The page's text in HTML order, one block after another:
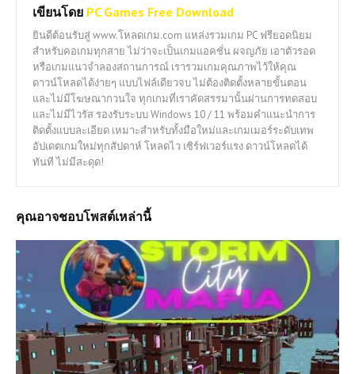
เขียนโดย PC Games Free Download
ยินดีต้อนรับสู่ www.โหลดเกม.com แหล่งรวมเกม PC ฟรียอดนิยม
สำหรับคอเกมทุกสาย ไม่ว่าจะเป็นเกมแอคชั่น ผจญภัย เอาตัวรอด
หรือเกมแนวจำลองสถานการณ์ เรารวมเกมคุณภาพไว้ให้คุณ
ดาวน์โหลดได้ง่ายๆ แบบไฟล์เดียวจบ ไม่ต้องติดตั้งหลายขั้นตอน
และไม่มีโฆษณากวนใจ ทุกเกมที่เราคัดสรรมานั้นผ่านการทดสอบ
และไม่มีไวรัส รองรับระบบ Windows 10 / 11 พร้อมคำแนะนำการ
ติดตั้งแบบละเอียด เหมาะสำหรับทั้งมือใหม่และเกมเมอร์ระดับเทพ
อัปเดตเกมใหม่ทุกสัปดาห์ โหลดไว เซิร์ฟเวอร์แรง ดาวน์โหลดได้
ทันที ไม่มีสะดุด!
คุณอาจชอบโพสต์เหล่านี้